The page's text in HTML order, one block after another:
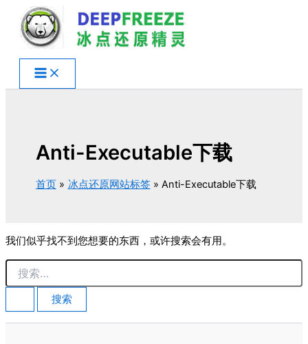
Anti-Executable下载
首页 冰点还原网站标签 Anti-Executable下载
我们似乎找不到您想要的东西，或许搜索会有用。
搜
索：